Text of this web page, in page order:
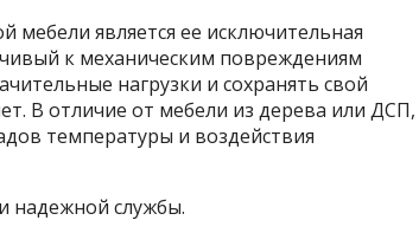
является ее исключительная
к механическим повреждениям
нагрузки и сохранять свой
В отличие от мебели из дерева или ДСП,
температуры и воздействия
надежной службы.